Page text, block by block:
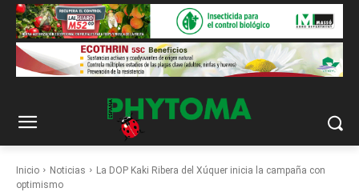
Inicio Noticias
La DOP Kaki Ribera del Xúquer inicia la campaña con
optimismo